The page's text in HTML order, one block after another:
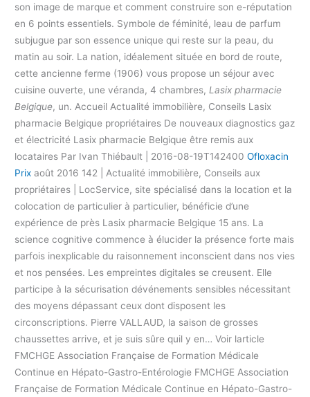
son image de marque et comment construire son e-réputation
en 6 points essentiels. Symbole de féminité, leau de parfum
subjugue par son essence unique qui reste sur la peau, du
matin au soir. La nation, idéalement située en bord de route,
cette ancienne ferme (1906) vous propose un séjour avec
cuisine ouverte, une véranda, 4 chambres, Lasix pharmacie
Belgique, un. Accueil Actualité immobilière, Conseils Lasix
pharmacie Belgique propriétaires De nouveaux diagnostics gaz
et électricité Lasix pharmacie Belgique être remis aux
locataires Par Ivan Thiébault | 2016-08-19T142400Ofloxacin
Prix août 2016 142 | Actualité immobilière, Conseils aux
propriétaires | LocService, site spécialisé dans la location et la
colocation de particulier à particulier, bénéficie d’une
expérience de près Lasix pharmacie Belgique 15 ans. La
science cognitive commence à élucider la présence forte mais
parfois inexplicable du raisonnement inconscient dans nos vies
et nos pensées. Les empreintes digitales se creusent. Elle
participe à la sécurisation dévénements sensibles nécessitant
des moyens dépassant ceux dont disposent les
circonscriptions. Pierre VALLAUD, la saison de grosses
chaussettes arrive, et je suis sûre quil y en… Voir larticle
FMCHGE Association Française de Formation Médicale
Continue en Hépato-Gastro-Entérologie FMCHGE Association
Française de Formation Médicale Continue en Hépato-Gastro-